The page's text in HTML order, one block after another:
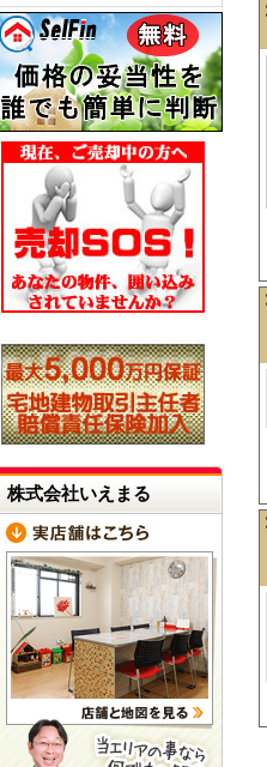
株式会社いえまる